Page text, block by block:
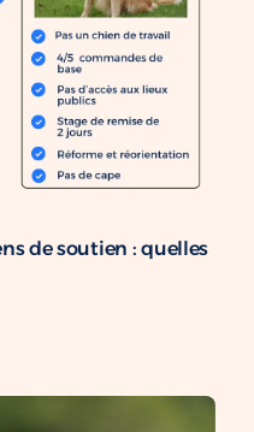
de soutien : quelles